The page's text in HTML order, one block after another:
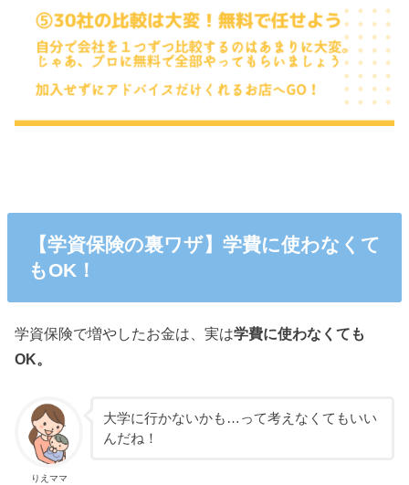
【学資保険の裏ワザ】学費に使わなくて
もOK！
学資保険で増やしたお金は、実は学費に使わなくても
OK。
りえママ
大学に行かないかも…って考えなくてもいい
んだね！